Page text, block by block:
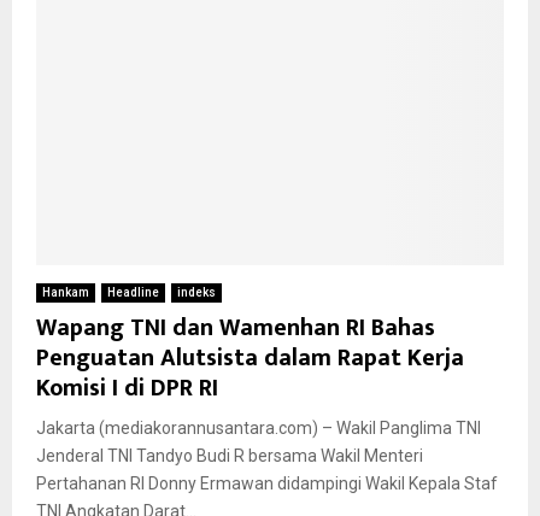
Hankam Headline indeks
Wapang TNI dan Wamenhan RI Bahas
Penguatan Alutsista dalam Rapat Kerja
Komisi I di DPR RI
Jakarta (mediakorannusantara.com) – Wakil Panglima TNI
Jenderal TNI Tandyo Budi R bersama Wakil Menteri
Pertahanan RI Donny Ermawan didampingi Wakil Kepala Staf
TNI Angkatan Darat...